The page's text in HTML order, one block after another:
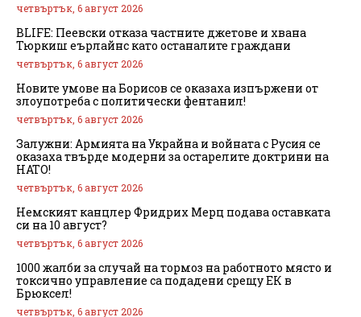
четвъртък, 6 август 2026
BLIFE: Пеевски отказа частните джетове и хвана
Тюркиш еърлайнс като останалите граждани
четвъртък, 6 август 2026
Новите умове на Борисов се оказаха изпържени от
злоупотреба с политически фентанил!
четвъртък, 6 август 2026
Залужни: Армията на Украйна и войната с Русия се
оказаха твърде модерни за остарелите доктрини на
НАТО!
четвъртък, 6 август 2026
Немският канцлер Фридрих Мерц подава оставката
си на 10 август?
четвъртък, 6 август 2026
1000 жалби за случай на тормоз на работното място и
токсично управление са подадени срещу ЕК в
Брюксел!
четвъртък, 6 август 2026